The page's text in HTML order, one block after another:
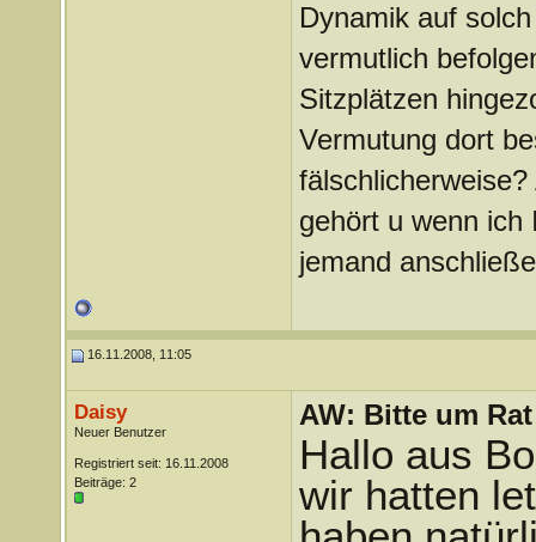
Dynamik auf
vermutlich
Sitzplätzen
Vermutung dort
gehört u wenn ich
jemand
16.11.2008, 11:05
Daisy
Neuer Benutzer
Registriert seit: 16.11.2008
Beiträge: 2
AW: Bitte um Rat
Hallo aus
wir hatten